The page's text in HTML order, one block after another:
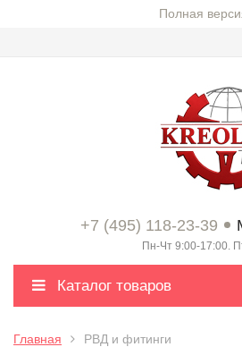
Полная
+7 (495) 118-23-39
Пн-Чт 9:00-17:00.
Каталог товаров
Главная РВД и фитинги